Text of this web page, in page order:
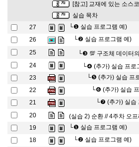
[참고] 교재에 있는 소스
실습 목차
27
└❶ 실습 프로그램 예)
26
└❷ 실습 프로그램 예)
25
└❸ 💯 구조체 데이터
24 └❹ (추가) 실습 프로
23 └❺ (추가) 실습 프
22
└❻ (추가) 실습
21
└❼ (추가) 실습
20
(실습 2) 순환 // 4주차 오
19 └❶ 실습 프로그램 예)
18
└❷ 실습 프로그램 예)